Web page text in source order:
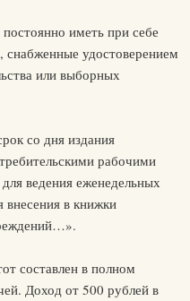
иметь при себе
снабженные удостоверением
или выборных
со дня издания
рабочими
ведения еженедельных
внесения в книжки
составлен в полном
Доход от 500 рублей в